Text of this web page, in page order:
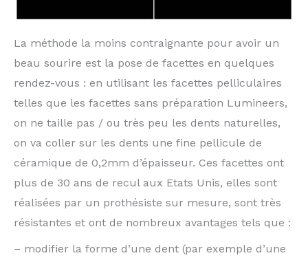
La méthode la moins contraignante pour avoir un
beau sourire est la pose de facettes en quelques
rendez-vous : en utilisant les facettes pelliculaires
telles que les facettes sans préparation Lumineers,
on ne taille pas / ou très peu les dents naturelles,
on va coller sur les dents une fine pellicule de
céramique de 0,2mm d’épaisseur. Ces facettes ont
plus de 30 ans de recul aux Etats Unis, elles sont
réalisées par un prothésiste sur mesure, sont très
résistantes et ont de nombreux avantages tels que :
– modifier la forme d’une dent (par exemple d’une